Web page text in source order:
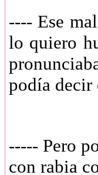
---- Ese
lo quiero
podía decir
----- Pero
con rabia